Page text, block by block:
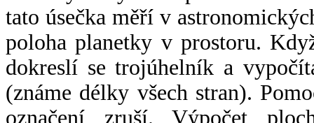
tato úsečka měří v
poloha planetky v prostoru.
dokreslí se trojúhelník a
(známe délky všech stran).
označení zruší. Výpočet